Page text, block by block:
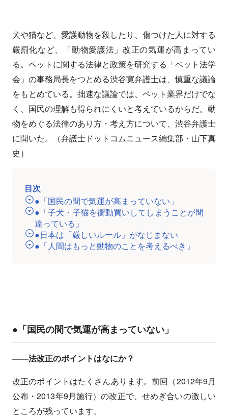
犬や猫など、愛護動物を殺したり、傷つけた人に対する
厳罰化など、「動物愛護法」改正の気運が高まってい
る。ペットに関する法律と政策を研究する「ペット法学
会」の事務局長をつとめる渋谷寛弁護士は、慎重な議論
をもとめている。拙速な議論では、ペット業界だけでな
く、国民の理解も得られにくいと考えているからだ。動
物をめぐる法律のあり方・考え方について、渋谷弁護士
に聞いた。（弁護士ドットコムニュース編集部・山下真
史）
目次
●「国民の間で気運が高まっていない」
●「子犬・子猫を衝動買いしてしまうことが間
違っている」
●日本は「厳しいルール」がなじまない
●「人間はもっと動物のことを考えるべき」
●「国民の間で気運が高まっていない」
――法改正のポイントはなにか？
改正のポイントはたくさんあります。前回（2012年9月
公布・2013年9月施行）の改正で、せめぎ合いの激しい
ところが残っています。